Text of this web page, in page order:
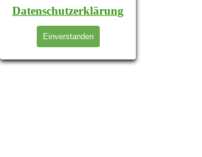
Datenschutzerklärung
Einverstanden